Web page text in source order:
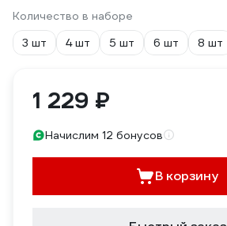
Количество в наборе
3 шт
4 шт 5 шт 6 шт 8 шт
1 229 ₽
Начислим 12 бонусов
В корзину